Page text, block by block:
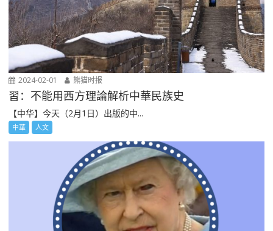
2024-02-01 熊猫时报
習：不能用西方理論解析中華民族史
【中华】今天（2月1日）出版的中...
中華 人文